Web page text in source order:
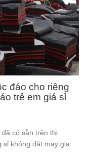
đáo cho riêng
trẻ em giá sỉ
có sẵn trên thị
sỉ không đặt may gia